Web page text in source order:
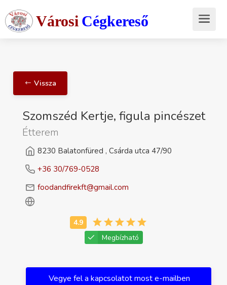
Városi Cégkereső
Vissza
Szomszéd Kertje, figula pincészet
Étterem
8230 Balatonfüred , Csárda utca 47/90
+36 30/769-0528
foodandfirekft@gmail.com
Megbízható
Vegye fel a kapcsolatot most e-mailben